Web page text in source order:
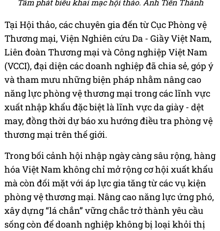
Tâm phát biểu khai mạc hội thảo. Ảnh Tiến Thành
Tại Hội thảo, các chuyên gia đến từ Cục Phòng vệ
Thương mại, Viện Nghiên cứu Da - Giầy Việt Nam,
Liên đoàn Thương mại và Công nghiệp Việt Nam
(VCCI), đại diện các doanh nghiệp đã chia sẻ, góp ý
và tham mưu những biện pháp nhằm nâng cao
năng lực phòng vệ thương mại trong các lĩnh vực
xuất nhập khẩu đặc biệt là lĩnh vực da giày - dệt
may, đồng thời dự báo xu hướng điều tra phòng vệ
thương mại trên thế giới.
Trong bối cảnh hội nhập ngày càng sâu rộng, hàng
hóa Việt Nam không chỉ mở rộng cơ hội xuất khẩu
mà còn đối mặt với áp lực gia tăng từ các vụ kiện
phòng vệ thương mại. Nâng cao năng lực ứng phó,
xây dựng “lá chắn” vững chắc trở thành yêu cầu
sống còn để doanh nghiệp không bị loại khỏi thị